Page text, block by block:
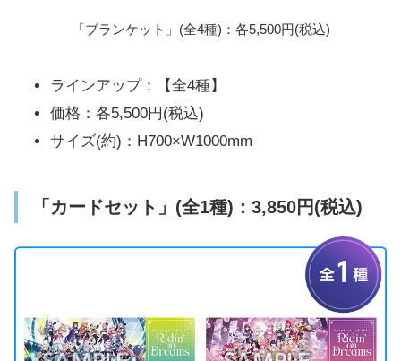
「ブランケット」(全4種)：各5,500円(税込)
ラインアップ：【全4種】
価格：各5,500円(税込)
サイズ(約)：H700×W1000mm
「カードセット」(全1種)：3,850円(税込)